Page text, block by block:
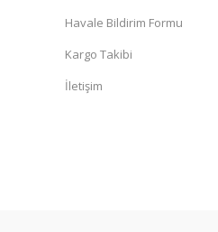
Havale Bildirim Formu
Kargo Takibi
İletişim